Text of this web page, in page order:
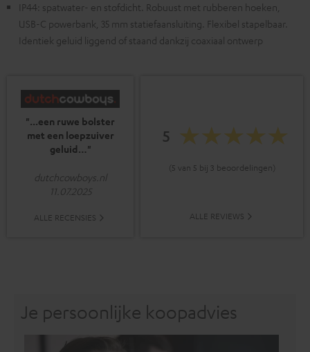
IP44: spatwater- en stofdicht. Robuust met rubberen hoeken,
USB-C powerbank, 35 mm statiefaansluiting. Flexibel stapelbaar.
Identiek geluid liggend of staand dankzij coaxiaal ontwerp
"...een ruwe bolster
met een loepzuiver
geluid…"
dutchcowboys.nl
11.07.2025
ALLE RECENSIES
5
(5 van 5 bij 3 beoordelingen)
ALLE REVIEWS
Je persoonlijke koopadvies